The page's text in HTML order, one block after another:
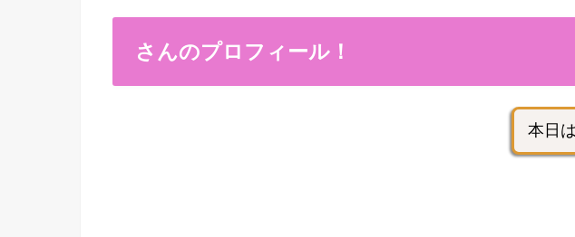
さんのプロフィール！
本日